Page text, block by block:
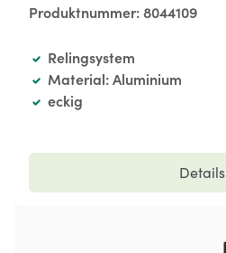
Produktnummer:8044109
Relingsystem
Material: Aluminium
eckig
Details